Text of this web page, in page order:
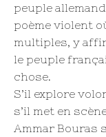
peuple
poème violent
multiples, y
le peuple
chose.
S’il explore
s’il met en
Ammar Bouras